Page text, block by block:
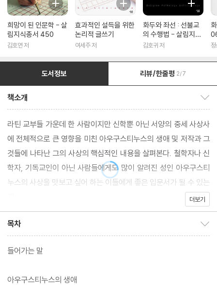
희망이 된 인문학 - 살
림지식총서 450
김호연 저
효과적인 설득을 위한
논리적 글쓰기
여세주 저
화두와 좌선 : 선불교
의 수행법 - 살림지식
총서 316
김호귀 저
도서정보 리뷰/한줄평 2/7
책소개
라틴 교부들 가운데 한 사람이지만 신학뿐 아닌 서양의 중세 사상사
에 전체적으로 큰 영향을 미친 아우구스티누스의 생애 및 저작과 그
것들에 나타난 그의 사상의 핵심적인 내용을 살펴본다. 철학자나 신
학자, 기독교인이 아닌 사람들에게도 많이 알려진 성인 아우구스티
누스의 사상을 맛보고 싶어 하는 이들에게 좋은 입문서가 될 수 있는
더보기
목차
들어가는 말
아우구스티누스의 생애